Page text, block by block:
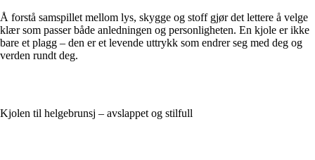
Å forstå samspillet mellom lys, skygge og stoff gjør det lettere å velge
klær som passer både anledningen og personligheten. En kjole er ikke
bare et plagg – den er et levende uttrykk som endrer seg med deg og
verden rundt deg.
Kjolen til helgebrunsj – avslappet og stilfull